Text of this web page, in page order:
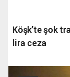
Köşk’te şok
lira ceza